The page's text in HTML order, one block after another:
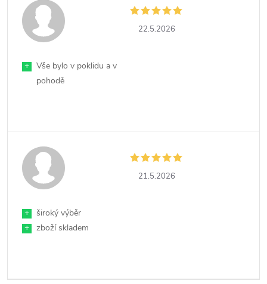
22.5.2026
+
Vše bylo v poklidu a v
pohodě
21.5.2026
+
široký výběr
+
zboží skladem